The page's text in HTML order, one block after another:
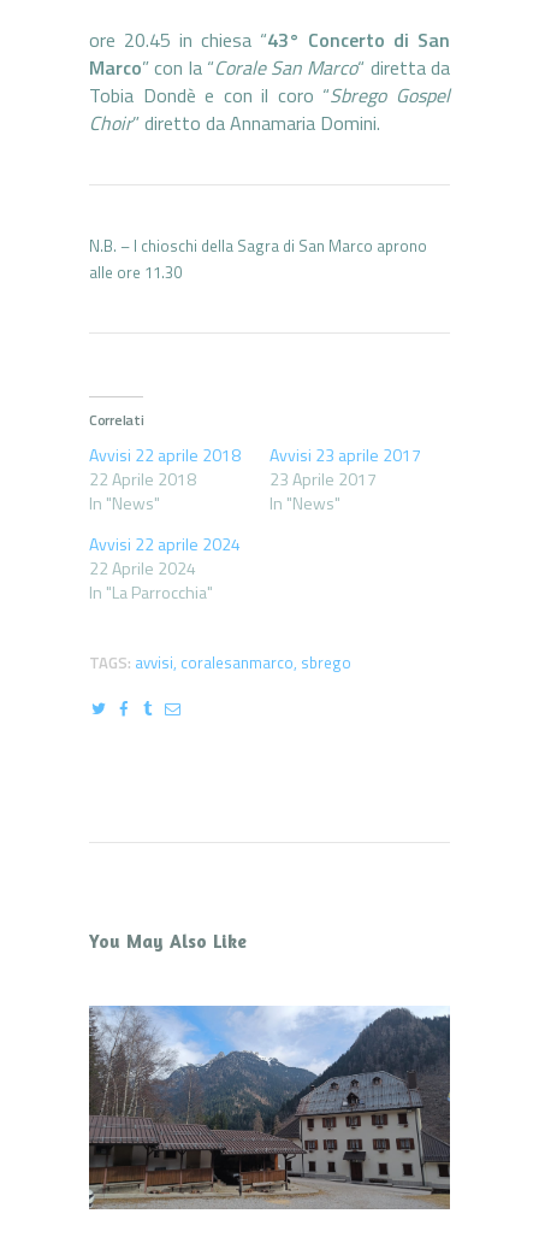
ore 20.45 in chiesa “43° Concerto di San
Marco” con la “Corale San Marco“ diretta da
Tobia Dondè e con il coro “Sbrego Gospel
Choir” diretto da Annamaria Domini.
N.B. – I chioschi della Sagra di San Marco aprono
alle ore 11.30
Correlati
Avvisi 22 aprile 2018
22 Aprile 2018
In "News"
Avvisi 23 aprile 2017
23 Aprile 2017
In "News"
Avvisi 22 aprile 2024
22 Aprile 2024
In "La Parrocchia"
TAGS: avvisi, coralesanmarco, sbrego
You May Also Like